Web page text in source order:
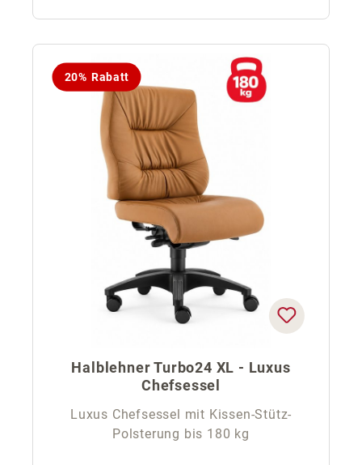
20% Rabatt
Halblehner Turbo24 XL - Luxus
Chefsessel
Luxus Chefsessel mit Kissen-Stütz-
Polsterung bis 180 kg